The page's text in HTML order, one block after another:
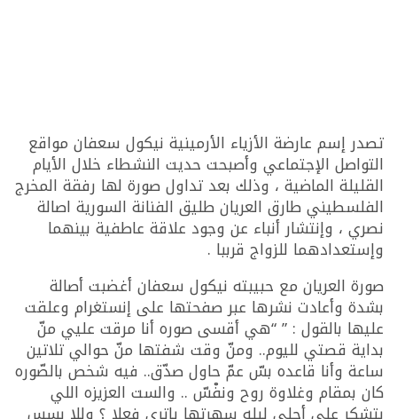
تصدر إسم عارضة الأزياء الأرمينية نيكول سعفان مواقع
التواصل الإجتماعي وأصبحت حديت النشطاء خلال الأيام
القليلة الماضية ، وذلك بعد تداول صورة لها رفقة المخرج
الفلسطيني طارق العريان طليق الفنانة السورية اصالة
نصري ، وإنتشار أنباء عن وجود علاقة عاطفية بينهما
وإستعدادهما للزواج قرببا .
صورة العريان مع حبيبته نيكول سعفان أغضبت أصالة
بشدة وأعادت نشرها عبر صفحتها على إنستغرام وعلقت
عليها بالقول : ” “هي أقسى صوره أنا مرقت عليي منّ
بداية قصتي لليوم.. ومنّ وقت شفتها منّ حوالي تلاتين
ساعة وأنا قاعده بسّ عمّ حاول صدّق.. فيه شخص بالصّوره
كان بمقام وغلاوة روح ونفْسّ .. والست العزيزه اللي